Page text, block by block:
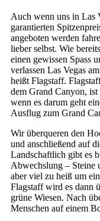
Auch wenn uns in Las
garantierten
angeboten werden
lieber selbst. Wie
einen gewissen Spass
verlassen Las Vegas
heißt Flagstaff.
dem Grand Canyon, ist
wenn es darum geht
Ausflug zum Grand
Wir überqueren den
und anschließend auf
Landschaftlich gibt es
Abwechslung – Steine
aber viel zu heiß um
Flagstaff wird es dann
grüne Wiesen. Nach
Menschen auf einem